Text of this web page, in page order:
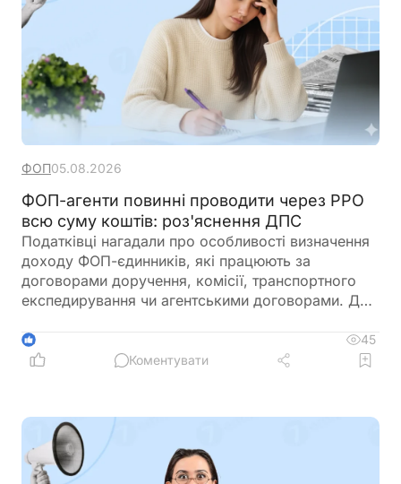
ФОП05.08.2026
ФОП-агенти повинні проводити через РРО
всю суму коштів: роз'яснення ДПС
Податківці нагадали про особливості визначення
доходу ФОП-єдинників, які працюють за
договорами доручення, комісії, транспортного
експедирування чи агентськими договорами. Для
є лише сума отриманої винагороди. Водночас при
здійсненні розрахункових операцій через РРО
винагороду. ДПС також наголосила, що
застосування РРО/ПРРО для таких ФОП є
обов'язковим незалежно від обсягу доходу,
якщо вони не використовують виключно
1
45
Коментувати